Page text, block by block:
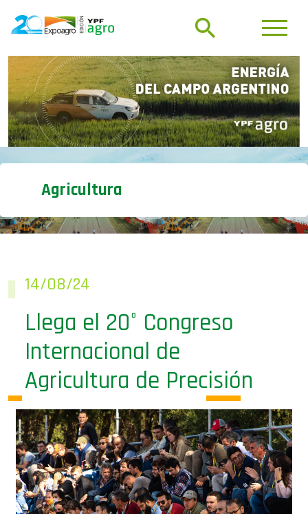
Agricultura
14/08/24
Llega el 20° Congreso
Internacional de
Agricultura de Precisión